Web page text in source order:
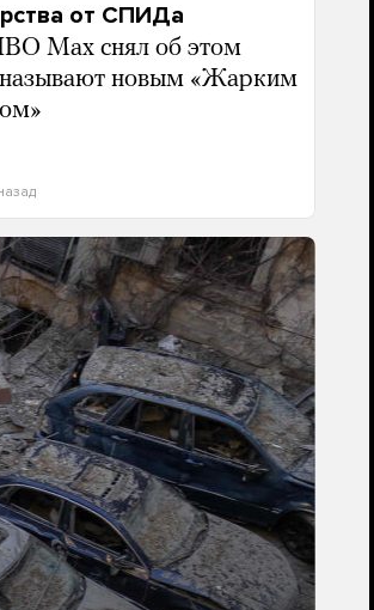
от СПИДа
Max снял об этом
называют новым «Жарким